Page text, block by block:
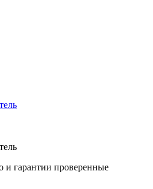
и гарантии проверенные